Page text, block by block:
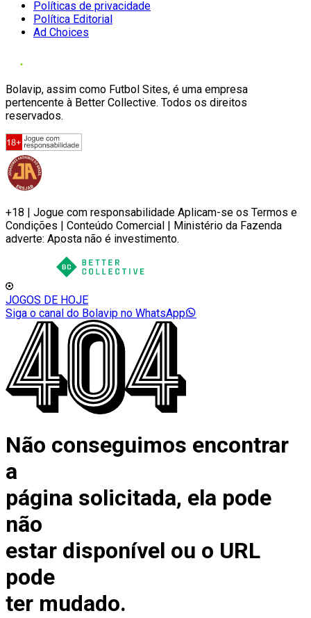
Políticas de privacidade
Política Editorial
Ad Choices
Bolavip, assim como Futbol Sites, é uma empresa
pertencente à Better Collective. Todos os direitos
reservados.
+18 | Jogue com responsabilidade Aplicam-se os Termos e
Condições | Conteúdo Comercial | Ministério da Fazenda
adverte: Aposta não é investimento.
JOGOS DE HOJE
Siga o canal do Bolavip no WhatsApp
Não conseguimos encontrar
a
página solicitada, ela pode
não
estar disponível ou o URL
pode
ter mudado.